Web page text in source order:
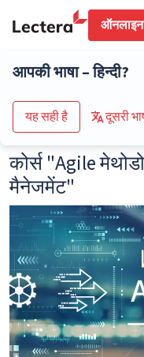
आपकी भाषा – हिन्दी?
यह सही है दूसरी
कोर्स "Agile
कोर्स "Agile
मैनेजमेंट"